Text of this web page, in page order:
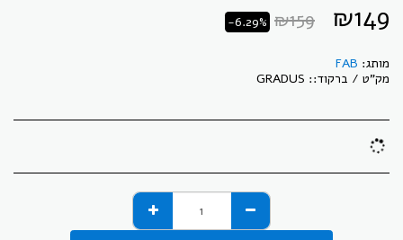
₪149
₪159
-6.29%
מותג: FAB
מק"ט / ברקוד:: GRADUS